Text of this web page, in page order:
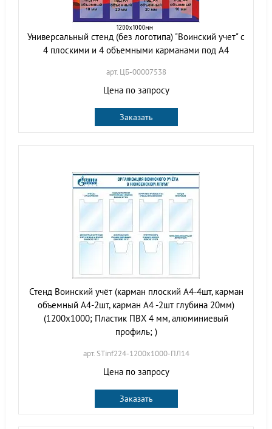
Универсальный стенд (без логотипа) "Воинский учет" с
4 плоскими и 4 объемными карманами под А4
арт. ЦБ-00007538
Цена по запросу
Заказать
Стенд Воинский учёт (карман плоский А4-4шт, карман
объемный А4-2шт, карман А4 -2шт глубина 20мм)
(1200х1000; Пластик ПВХ 4 мм, алюминиевый
профиль; )
арт. STinf224-1200х1000-ПЛ14
Цена по запросу
Заказать